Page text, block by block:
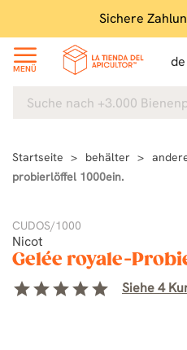
Sichere
MENÜ de
Startseite behälter
probierlöffel 1000ein.
CUDOS/1000
Nicot
Gelée royale-
starstarstarstarstar Siehe 4